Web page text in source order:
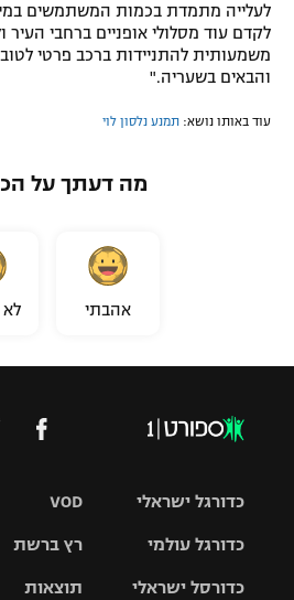
לעלייה מתמדת בכמות המשתמשים
לקדם עוד מסלולי אופניים ברחבי העיר
משמעותית להתניידות ברכב פרטי
והבאים בשעריה."
עוד באותו נושא: תמנע נלסון לוי
מה דעתך על
אהבתי
VOD
רץ ברשת
תוצאות
כדורגל ישראלי
כדורגל עולמי
כדורסל ישראלי